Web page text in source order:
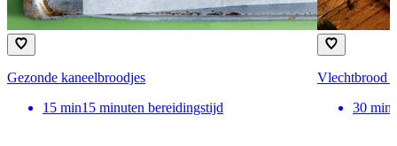
Gezonde kaneelbroodjes
15 min15 minuten bereidingstijd
Vlechtbrood
30 min